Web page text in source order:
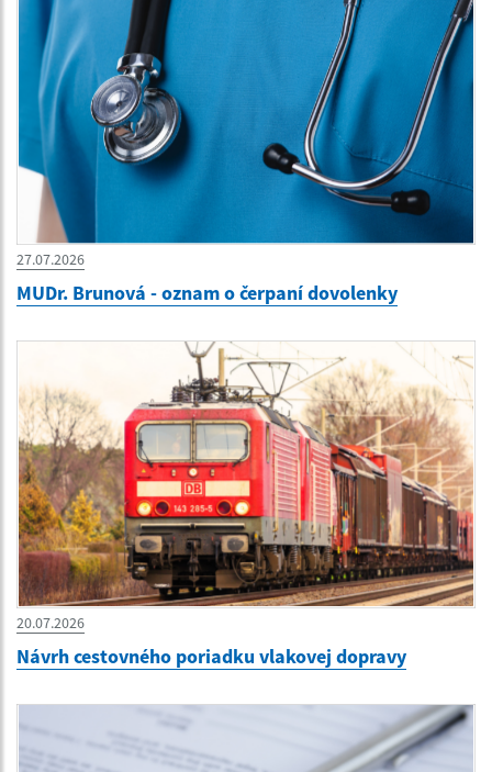
27.07.2026
MUDr. Brunová - oznam o čerpaní dovolenky
20.07.2026
Návrh cestovného poriadku vlakovej dopravy